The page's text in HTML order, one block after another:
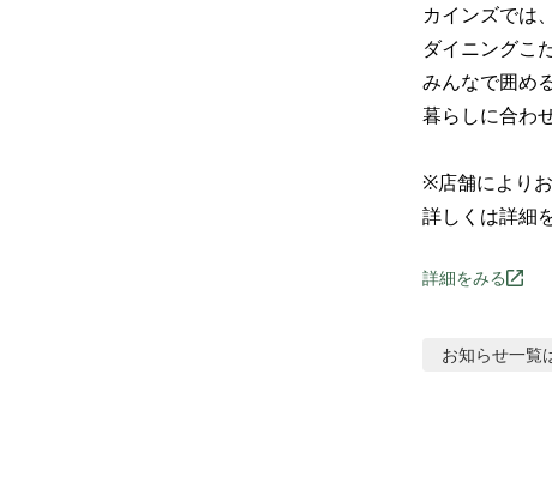
カインズでは
ダイニングこ
みんなで囲め
暮らしに合わ
※店舗により
詳しくは詳細
詳細をみる
お知らせ一覧